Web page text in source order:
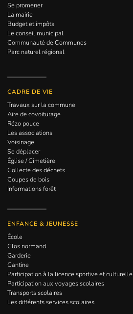
Se promener
La mairie
Budget et impôts
Le conseil municipal
Communauté de Communes
Parc naturel régional
CADRE DE VIE
Travaux sur la commune
Aire de covoiturage
Rézo pouce
Les associations
Voisinage
Se déplacer
Église / Cimetière
Collecte des déchets
Coupes de bois
Informations forêt
ENFANCE & JEUNESSE
École
Clos normand
Garderie
Cantine
Participation à la licence sportive et culturelle
Participation aux voyages scolaires
Transports scolaires
Les différents services scolaires